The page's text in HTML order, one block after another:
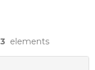
elements